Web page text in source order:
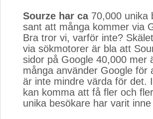
Sourze har ca70,000 unika
sant att många kommer via
Bra tror vi, varför inte?
via sökmotorer är bla att
sidor på Google 40,000 mer
många använder Google för
är inte mindre värda för det.
kan komma att få fler och
unika besökare har varit